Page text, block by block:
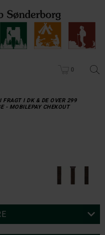
0
I DK & DE OVER 299
- MOBILEPAY CHEKOUT